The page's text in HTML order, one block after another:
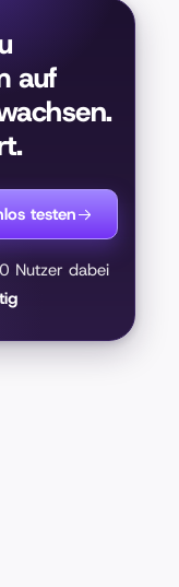
auf
testen
Nutzer dabei